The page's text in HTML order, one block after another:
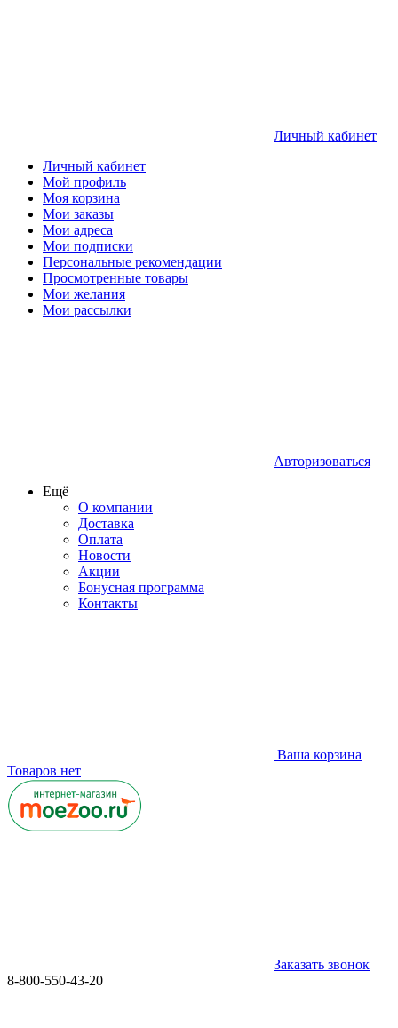
Личный кабинет
Личный кабинет
Мой профиль
Моя корзина
Мои заказы
Мои адреса
Мои подписки
Персональные рекомендации
Просмотренные товары
Мои желания
Мои рассылки
Авторизоваться
Ещё
О компании
Доставка
Оплата
Новости
Акции
Бонусная программа
Контакты
Ваша корзина
Товаров нет
Заказать звонок
8-800-550-43-20